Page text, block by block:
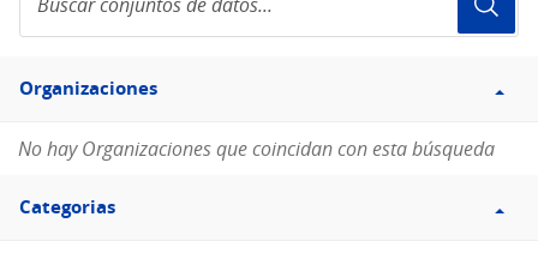
conjuntos
de
Filtro
Organizaciones
Organizaciones
No hay Organizaciones que coincidan con esta búsqueda
Filtro
Categorias
Categorias